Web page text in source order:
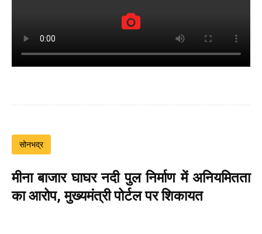
सोनभद्र
मीना बाजार घाघर नदी पुल निर्माण में अनियमितता
का आरोप, मुख्यमंत्री पोर्टल पर शिकायत